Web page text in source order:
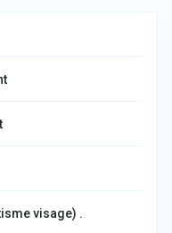
visage) .